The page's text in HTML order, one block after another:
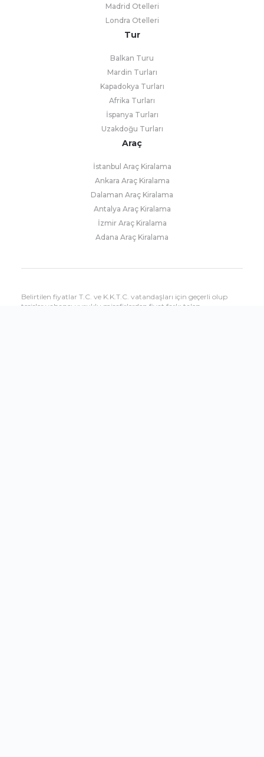
Madrid Otelleri
Londra Otelleri
Tur
Balkan Turu
Mardin Turları
Kapadokya Turları
Afrika Turları
İspanya Turları
Uzakdoğu Turları
Araç
İstanbul Araç Kiralama
Ankara Araç Kiralama
Dalaman Araç Kiralama
Antalya Araç Kiralama
İzmir Araç Kiralama
Adana Araç Kiralama
Belirtilen fiyatlar T.C. ve K.K.T.C. vatandaşları için geçerli olup
tesisler yabancı uyruklu misafirlerden fiyat farkı talep